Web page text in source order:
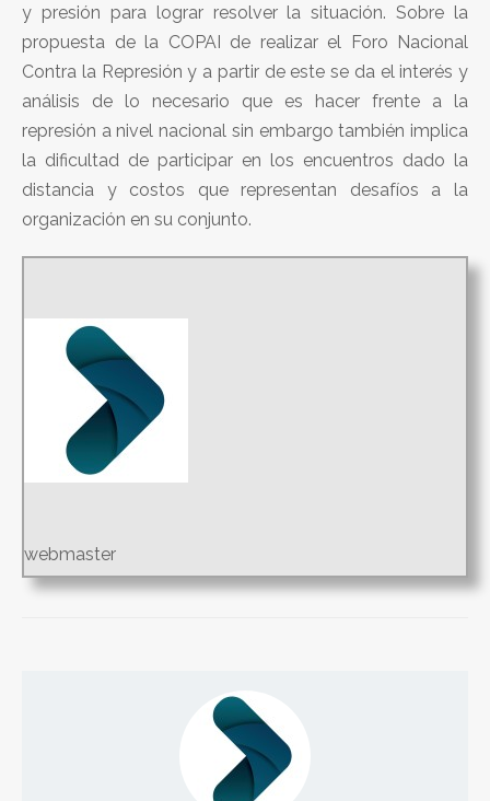
y presión para lograr resolver la situación. Sobre la
propuesta de la COPAI de realizar el Foro Nacional
Contra la Represión y a partir de este se da el interés y
análisis de lo necesario que es hacer frente a la
represión a nivel nacional sin embargo también implica
la dificultad de participar en los encuentros dado la
distancia y costos que representan desafíos a la
organización en su conjunto.
webmaster